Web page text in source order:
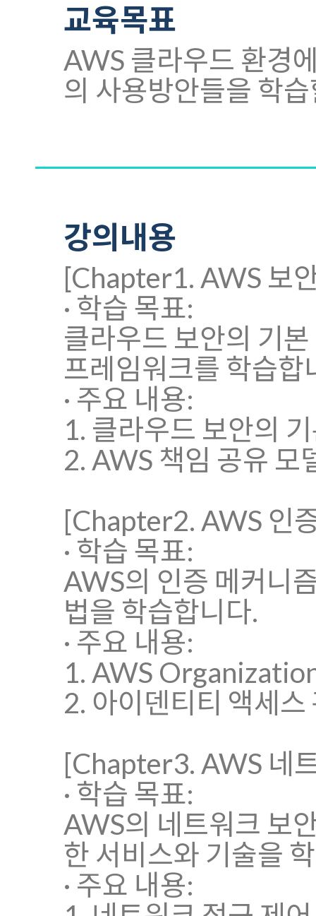
교육목표
AWS 클라우드 환경
의 사용방안들을 학
강의내용
[Chapter1. AWS 보
· 학습 목표:
클라우드 보안의 기
프레임워크를 학습합
· 주요 내용:
1. 클라우드 보안의
2. AWS 책임 공유 모
[Chapter2. AWS 인
· 학습 목표:
AWS의 인증 메커니
법을 학습합니다.
· 주요 내용:
1. AWS
2. 아이덴티티 액세
[Chapter3. AWS 네
· 학습 목표:
AWS의 네트워크 보
한 서비스와 기술을
· 주요 내용: